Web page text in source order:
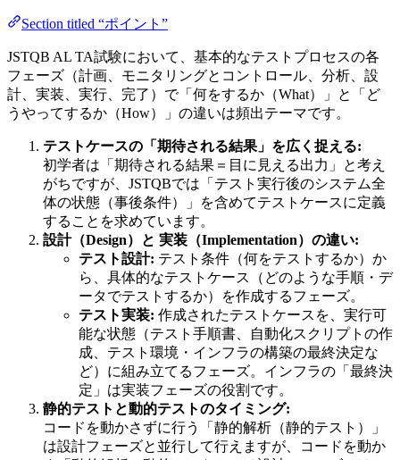
Section titled “ポイント”
JSTQB AL TA試験において、基本的なテストプロセスの各
フェーズ（計画、モニタリングとコントロール、分析、設
計、実装、実行、完了）で「何をするか（What）」と「ど
うやってするか（How）」の違いは頻出テーマです。
テストケースの「期待される結果」を広く捉える:
初学者は「期待される結果＝目に見える出力」と考え
がちですが、JSTQBでは「テスト実行後のシステム全
体の状態（事後条件）」を含めてテストケースに定義
することを求めています。
設計（Design）と 実装（Implementation）の違い:
テスト設計: テスト条件（何をテストするか）か
ら、具体的なテストケース（どのような手順・デ
ータでテストするか）を作成するフェーズ。
テスト実装: 作成されたテストケースを、実行可
能な状態（テスト手順書、自動化スクリプトの作
成、テスト環境・インフラの構築の最終決定な
ど）に組み立てるフェーズ。インフラの「最終決
定」は実装フェーズの役割です。
静的テストと動的テストのタイミング:
コードを動かさずに行う「静的解析（静的テスト）」
は設計フェーズと並行して行えますが、コードを動か